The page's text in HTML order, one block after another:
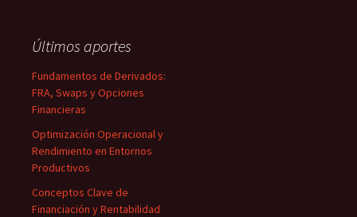
Últimos aportes
Fundamentos de Derivados:
FRA, Swaps y Opciones
Financieras
Optimización Operacional y
Rendimiento en Entornos
Productivos
Conceptos Clave de
Financiación y Rentabilidad